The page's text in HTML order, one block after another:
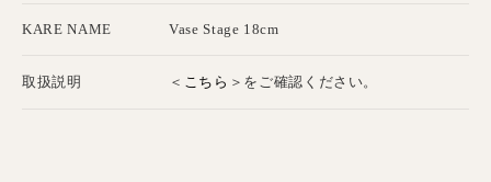
KARE NAME Vase Stage 18cm
取扱説明 ＜ こちら ＞をご確認ください。